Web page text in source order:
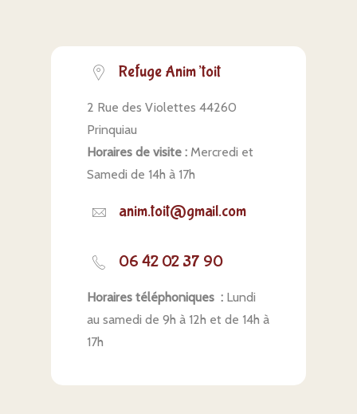
Refuge Anim’toit
2 Rue des Violettes 44260
Prinquiau
Horaires de visite : Mercredi et
Samedi de 14h à 17h
anim.toit@gmail.com
06 42 02 37 90
Horaires téléphoniques : Lundi
au samedi de 9h à 12h et de 14h à
17h